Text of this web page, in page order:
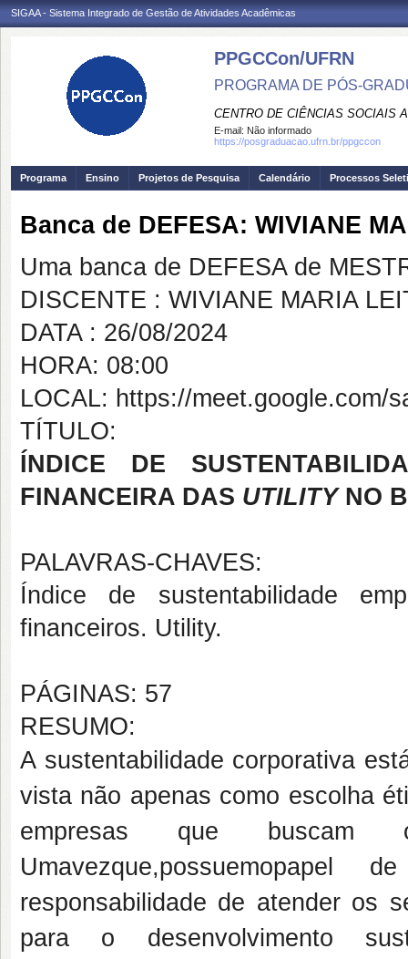
SIGAA - Sistema Integrado de Gestão de Atividades Acadêmicas
PPGCCon/UFRN
PROGRAMA DE PÓS-
CENTRO DE CIÊNCIAS SOCIAIS
E-mail: Não informado
https://posgraduacao.ufrn.br/ppgccon
Programa Ensino Projetos de Pesquisa Calendário Processos
Banca de DEFESA: WIVIANE
Uma banca de DEFESA de
DISCENTE : WIVIANE MARIA
DATA : 26/08/2024
HORA: 08:00
LOCAL: https://meet.google.com/
TÍTULO:
ÍNDICE DE
FINANCEIRA DAS UTILITYNO
PALAVRAS-CHAVES:
Índice de sustentabilidade
financeiros. Utility.
PÁGINAS: 57
RESUMO:
A sustentabilidade corporativa
vista não apenas como escolha
empresas que buscam
responsabilidade de atender os
para o desenvolvimento